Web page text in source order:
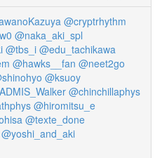
@cryptrhythm
@naka_aki_spl
@tbs_i @edu_tachikawa
@hawks__fan @neet2go
@ksuoy
@chinchillaphys
@hiromitsu_e
@texte_done
@yoshi_and_aki